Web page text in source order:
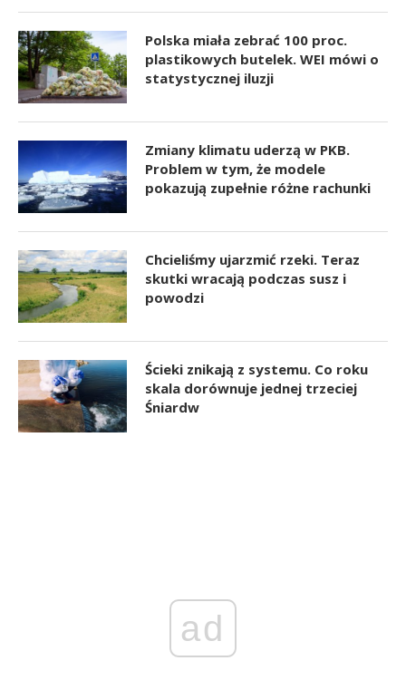
Polska miała zebrać 100 proc.
plastikowych butelek. WEI mówi o
statystycznej iluzji
Zmiany klimatu uderzą w PKB.
Problem w tym, że modele
pokazują zupełnie różne rachunki
Chcieliśmy ujarzmić rzeki. Teraz
skutki wracają podczas susz i
powodzi
Ścieki znikają z systemu. Co roku
skala dorównuje jednej trzeciej
Śniardw
ad